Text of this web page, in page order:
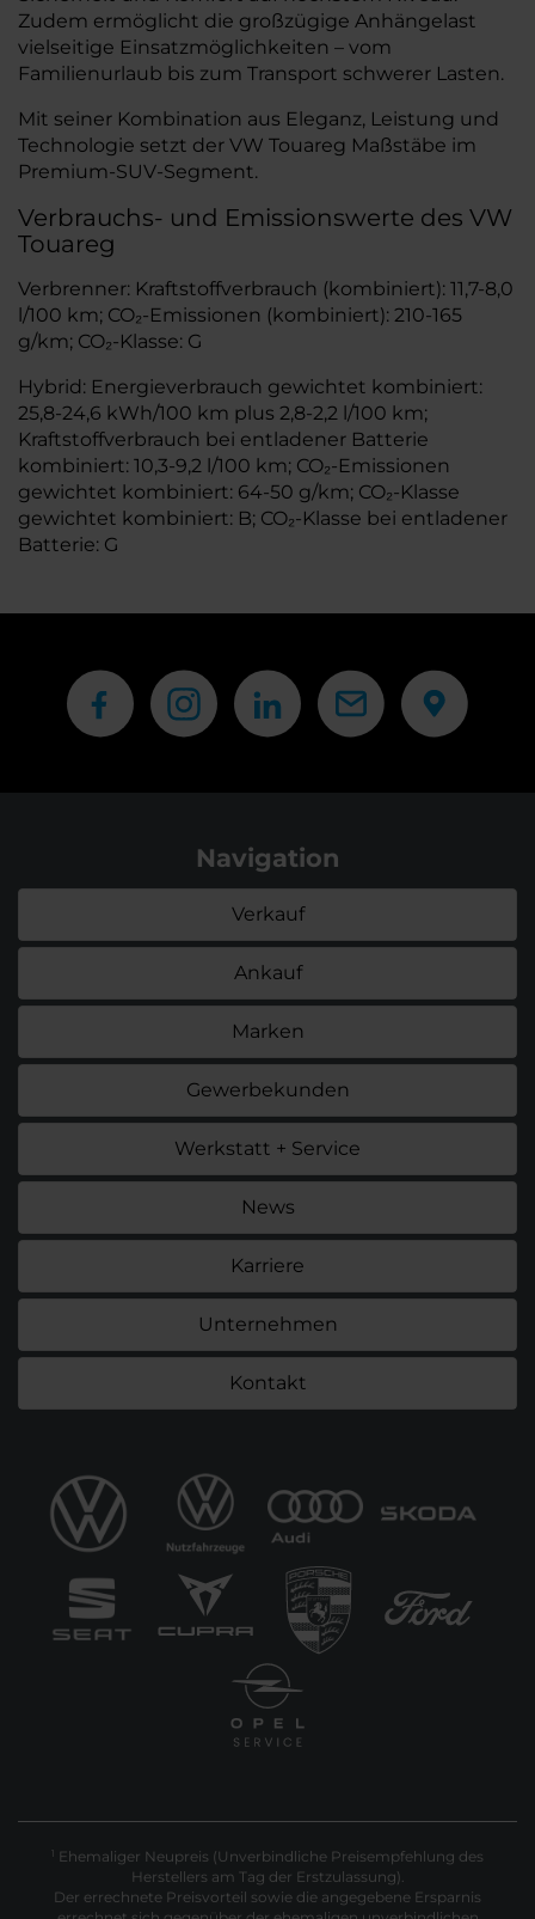
Zudem ermöglicht die großzügige Anhängelast
vielseitige Einsatzmöglichkeiten – vom
Familienurlaub bis zum Transport schwerer Lasten.
Mit seiner Kombination aus Eleganz, Leistung und
Technologie setzt der VW Touareg Maßstäbe im
Premium-SUV-Segment.
Verbrauchs- und Emissionswerte des VW
Touareg
Verbrenner: Kraftstoffverbrauch (kombiniert): 11,7-8,0
l/100 km; CO₂-Emissionen (kombiniert): 210-165
g/km; CO₂-Klasse: G
Hybrid: Energieverbrauch gewichtet kombiniert:
25,8-24,6 kWh/100 km plus 2,8-2,2 l/100 km;
Kraftstoffverbrauch bei entladener Batterie
kombiniert: 10,3-9,2 l/100 km; CO₂-Emissionen
gewichtet kombiniert: 64-50 g/km; CO₂-Klasse
gewichtet kombiniert: B; CO₂-Klasse bei entladener
Batterie: G
Navigation
Verkauf
Ankauf
Marken
Gewerbekunden
Werkstatt + Service
News
Karriere
Unternehmen
Kontakt
1 Ehemaliger Neupreis (Unverbindliche Preisempfehlung des
Herstellers am Tag der Erstzulassung).
Der errechnete Preisvorteil sowie die angegebene Ersparnis